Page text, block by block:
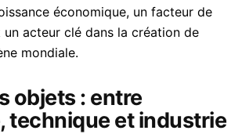
économique, un facteur de
acteur clé dans la création de
mondiale.
objets : entre
technique et industrie